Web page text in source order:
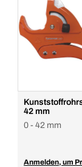
42 mm
0 - 42 mm
Anmelden, um